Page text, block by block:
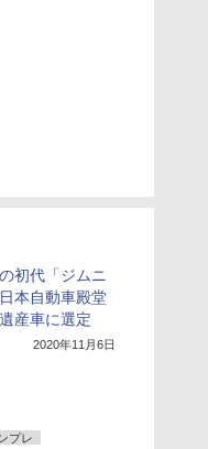
初代「ジムニ
本自動車殿堂
産車に選定
2020年11月6日
プレ